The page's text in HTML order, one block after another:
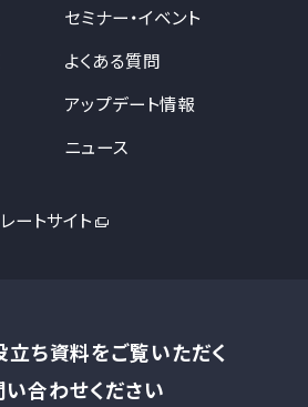
セミナー・イベント
よくある質問
アップデート情報
ニュース
ートサイト
立ち資料をご覧いただく
い合わせください